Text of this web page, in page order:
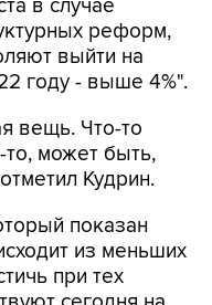
выйти на
году - выше 4%".
вещь. Что-то
Кудрин.
показан
при тех
сегодня на